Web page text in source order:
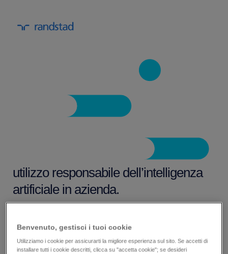
utilizzo responsabile dell’intelligenza
artificiale in azienda.
diventando sempre più potenti e le potenziali
conseguenze di un uso improprio rischiano di
Benvenuto, gestisci i tuoi cookie
Utilizziamo i cookie per assicurarti la migliore esperienza sul sito. Se accetti di
installare tutti i cookie descritti, clicca su "accetta cookie"; se desideri